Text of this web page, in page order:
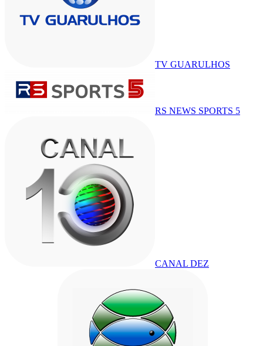
TV GUARULHOS
RS NEWS SPORTS 5
CANAL DEZ